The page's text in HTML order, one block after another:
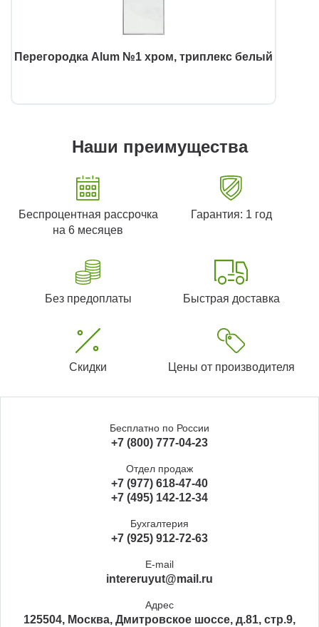
Перегородка Alum №1 хром, триплекс белый
Наши преимущества
Беспроцентная рассрочка
на 6 месяцев
Гарантия: 1 год
Без предоплаты Быстрая доставка
Скидки Цены от производителя
Бесплатно по России
+7 (800) 777-04-23
Отдел продаж
+7 (977) 618-47-40
+7 (495) 142-12-34
Бухгалтерия
+7 (925) 912-72-63
E-mail
intereruyut@mail.ru
Адрес
125504, Москва, Дмитровское шоссе, д.81, стр.9,